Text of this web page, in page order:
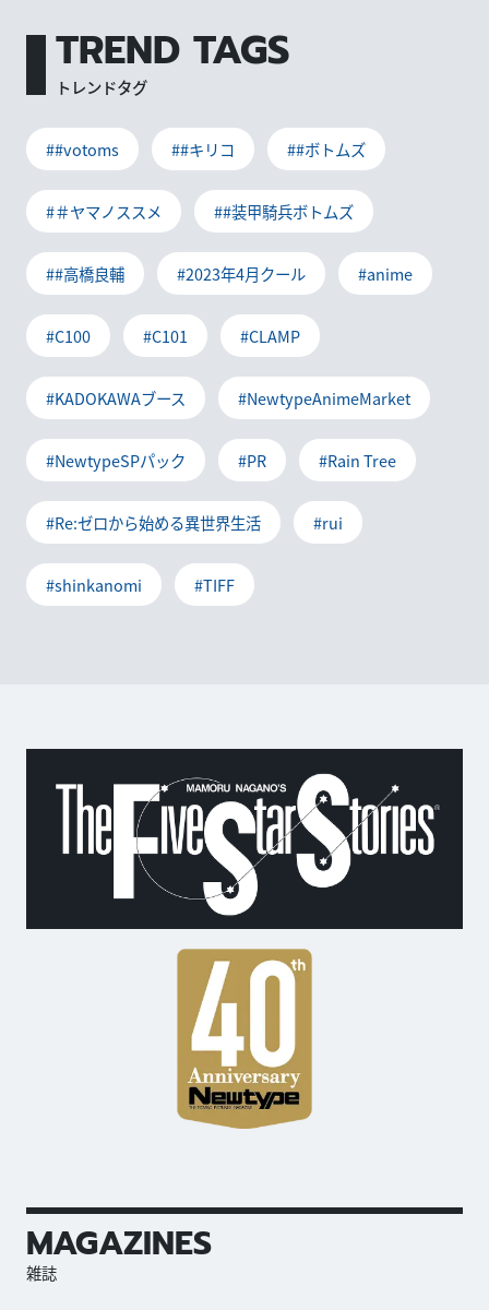
TREND TAGS
トレンドタグ
##votoms ##キリコ ##ボトムズ
#＃ヤマノススメ ##装甲騎兵ボトムズ
##高橋良輔 #2023年4月クール #anime
#C100 #C101 #CLAMP
#KADOKAWAブース #NewtypeAnimeMarket
#NewtypeSPパック #PR #Rain Tree
#Re:ゼロから始める異世界生活 #rui
#shinkanomi #TIFF
MAGAZINES
雑誌